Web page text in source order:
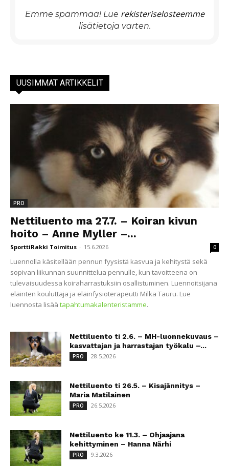
Emme spämmää! Lue rekisteriselosteemme
lisätietoja varten.
UUSIMMAT ARTIKKELIT
PRO
Nettiluento ma 27.7. – Koiran kivun
hoito – Anne Myller –...
SporttiRakki Toimitus - 15.6.2026 0
Luennolla käsitellään pennun fyysistä kasvua ja kehitystä sekä
sopivan liikunnan suunnittelua pennulle, kun tavoitteena on
tulevaisuudessa koiraharrastuksiin osallistuminen. Luennoitsijana
eläinten kouluttaja ja eläinfysioterapeutti Milka Tauru. Lue
luennosta lisää tapahtumakalenteristamme.
Nettiluento ti 2.6. – MH-luonnekuvaus –
kasvattajan ja harrastajan työkalu –...
PRO 28.5.2026
Nettiluento ti 26.5. – Kisajännitys –
Maria Matilainen
PRO 26.5.2026
Nettiluento ke 11.3. – Ohjaajana
kehittyminen – Hanna Närhi
PRO 9.3.2026